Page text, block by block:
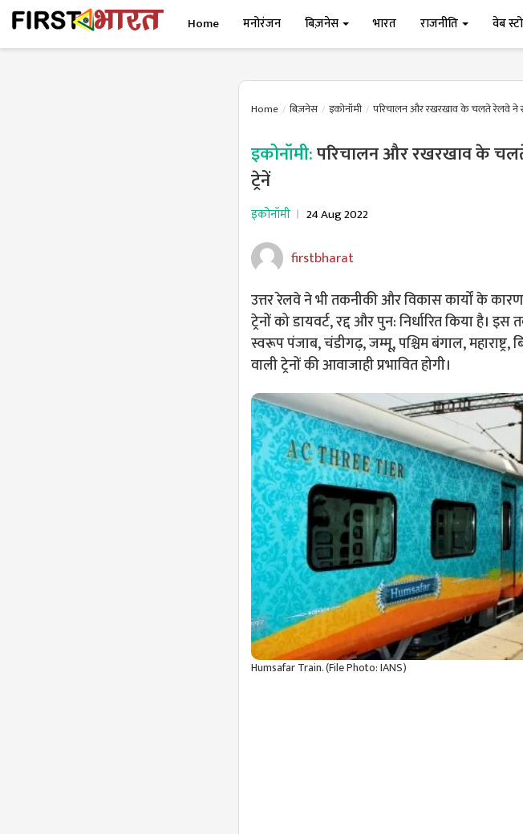
Home मनोरंजन बिज़नेस भारत राजनीति वेब
Home बिज़नेस इकोनॉमी परिचालन और रखरखाव के चलते रेलवे ने
इकोनॉमी:परिचालन और रखरखाव के
ट्रेनें
इकोनॉमी 24 Aug 2022
firstbharat
उत्तर रेलवे ने भी तकनीकी और विकास कार्यों के
ट्रेनों को डायवर्ट, रद्द और पुन: निर्धारित किया है।
स्वरूप पंजाब, चंडीगढ़, जम्मू, पश्चिम बंगाल, महाराष्ट्र,
वाली ट्रेनों की आवाजाही प्रभावित होगी।
Humsafar Train. (File Photo: IANS)